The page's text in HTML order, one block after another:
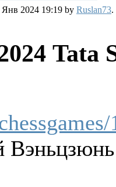
2024 19:19 by Ruslan73.
Tata